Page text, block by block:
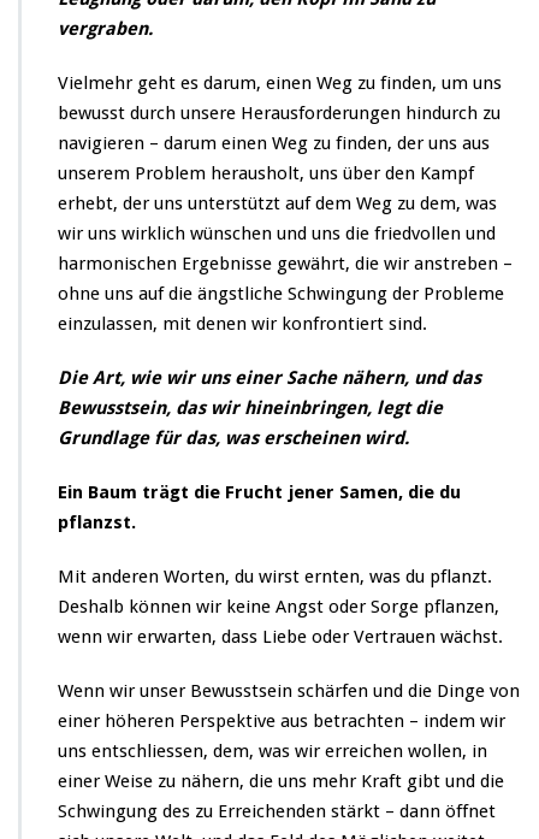
vergraben.
Vielmehr geht es darum, einen Weg zu finden, um uns
bewusst durch unsere Herausforderungen hindurch zu
navigieren – darum einen Weg zu finden, der uns aus
unserem Problem herausholt, uns über den Kampf
erhebt, der uns unterstützt auf dem Weg zu dem, was
wir uns wirklich wünschen und uns die friedvollen und
harmonischen Ergebnisse gewährt, die wir anstreben –
ohne uns auf die ängstliche Schwingung der Probleme
einzulassen, mit denen wir konfrontiert sind.
Die Art, wie wir uns einer Sache nähern, und das
Bewusstsein, das wir hineinbringen, legt die
Grundlage für das, was erscheinen wird.
Ein Baum trägt die Frucht jener Samen, die du
pflanzst.
Mit anderen Worten, du wirst ernten, was du pflanzt.
Deshalb können wir keine Angst oder Sorge pflanzen,
wenn wir erwarten, dass Liebe oder Vertrauen wächst.
Wenn wir unser Bewusstsein schärfen und die Dinge von
einer höheren Perspektive aus betrachten – indem wir
uns entschliessen, dem, was wir erreichen wollen, in
einer Weise zu nähern, die uns mehr Kraft gibt und die
Schwingung des zu Erreichenden stärkt – dann öffnet